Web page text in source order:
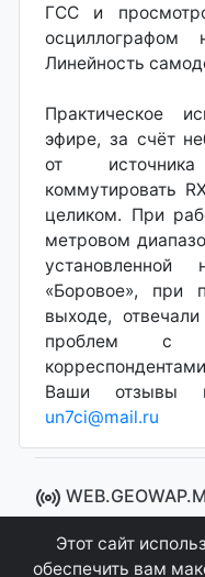
ГСС и
осциллографом
Линейность
Практическое
эфире, за счёт
от
коммутировать
целиком. При
метровом
«Боровое», при
выходе,
проблем с
Ваши отзывы
un7ci@mail.ru
© 2008 - 2021
Сайт управляется
Этот сайт
обеспечить вам